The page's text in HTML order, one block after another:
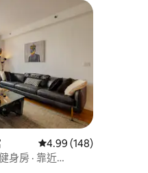
滿分 5 分）
從 148 則評價中獲得
4.99 (148)
身房 · 靠近